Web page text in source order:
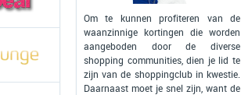
Om te kunnen profiteren van de
waanzinnige kortingen die worden
aangeboden door de diverse
shopping communities, dien je lid te
zijn van de shoppingclub in kwestie.
Daarnaast moet je snel zijn, want de